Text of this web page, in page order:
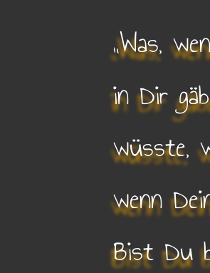
„Was,
in Dir
wüsste,
wenn
Bist Du